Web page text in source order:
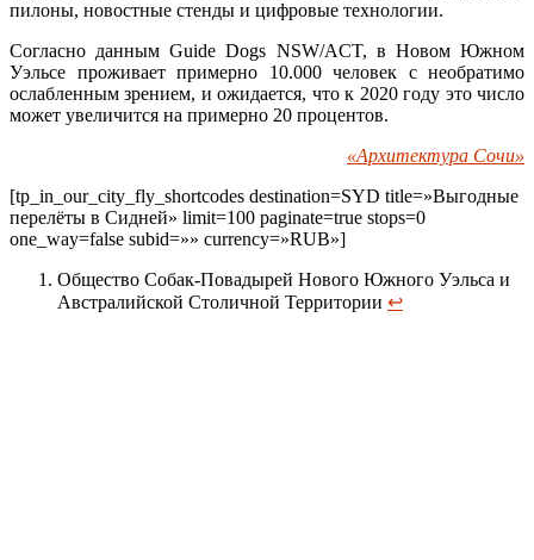
пилоны, новостные стенды и цифровые технологии.
Согласно данным Guide Dogs NSW/ACT, в Новом Южном
Уэльсе проживает примерно 10.000 человек с необратимо
ослабленным зрением, и ожидается, что к 2020 году это число
может увеличится на примерно 20 процентов.
«Архитектура Сочи»
[tp_in_our_city_fly_shortcodes destination=SYD title=»Выгодные
перелёты в Сидней» limit=100 paginate=true stops=0
one_way=false subid=»» currency=»RUB»]
Общество Собак-Повадырей Нового Южного Уэльса и
Австралийской Столичной Территории ↩